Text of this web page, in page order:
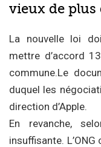
vieux de plus
La nouvelle loi
mettre d’accord
commune.Le
duquel les
direction d’Apple.
En revanche,
insuffisante. L’ONG